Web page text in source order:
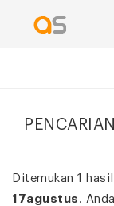
PENCARIAN
Ditemukan 1
17agustus .